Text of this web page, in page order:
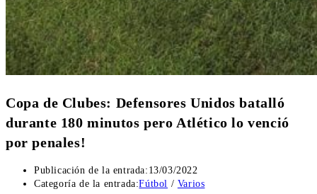
Copa de Clubes: Defensores Unidos batalló
durante 180 minutos pero Atlético lo venció
por penales!
Publicación de la entrada: 13/03/2022
Categoría de la entrada:Fútbol / Varios